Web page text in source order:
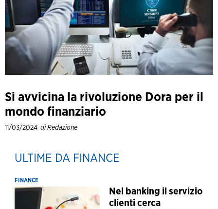
Si avvicina la rivoluzione Dora per il
mondo finanziario
11/03/2024 di Redazione
ULTIME DA FINANCE
FINANCE
Nel banking il servizio
clienti cerca